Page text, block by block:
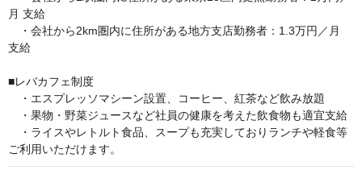
月 支給
・会社から2km圏内に住所がある地方支店勤務者：1.3万円／月
支給
■レバカフェ制度
・エスプレッソマシーン設置、コーヒー、紅茶など飲み放題
・果物・野菜ジュースなど社員の健康を考えた飲食物も適宜支給
・ライスやレトルト食品、スープも充実しておりランチや軽食等
ご利用いただけます。